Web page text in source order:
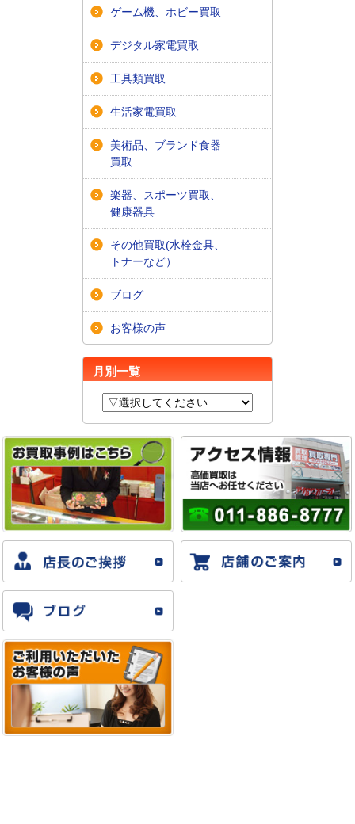
ゲーム機、ホビー買取
デジタル家電買取
工具類買取
生活家電買取
美術品、ブランド食器
買取
楽器、スポーツ買取、
健康器具
その他買取(水栓金具、
トナーなど）
ブログ
お客様の声
月別一覧